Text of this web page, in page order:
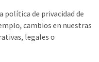
política de privacidad de
cambios en nuestras
legales o